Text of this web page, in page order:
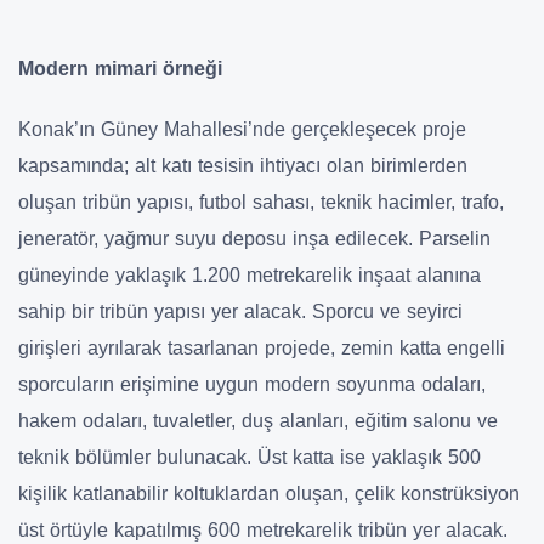
Modern mimari örneği
Konak’ın Güney Mahallesi’nde gerçekleşecek proje
kapsamında; alt katı tesisin ihtiyacı olan birimlerden
oluşan tribün yapısı, futbol sahası, teknik hacimler, trafo,
jeneratör, yağmur suyu deposu inşa edilecek. Parselin
güneyinde yaklaşık 1.200 metrekarelik inşaat alanına
sahip bir tribün yapısı yer alacak. Sporcu ve seyirci
girişleri ayrılarak tasarlanan projede, zemin katta engelli
sporcuların erişimine uygun modern soyunma odaları,
hakem odaları, tuvaletler, duş alanları, eğitim salonu ve
teknik bölümler bulunacak. Üst katta ise yaklaşık 500
kişilik katlanabilir koltuklardan oluşan, çelik konstrüksiyon
üst örtüyle kapatılmış 600 metrekarelik tribün yer alacak.